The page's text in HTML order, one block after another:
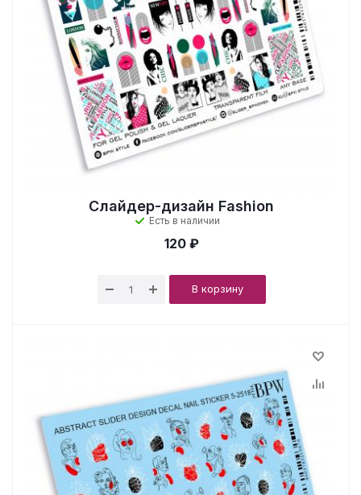
Слайдер-дизайн Fashion
Есть в наличии
120 ₽
В корзину